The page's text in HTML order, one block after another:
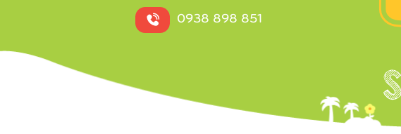
0938 898 851